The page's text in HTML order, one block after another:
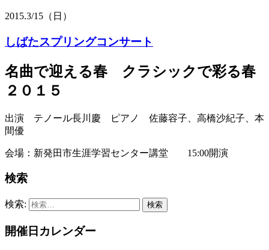
2015.3/15 （日）
しばたスプリングコンサート
名曲で迎える春 クラシックで彩る春
２０１５
出演 テノール長川慶 ピアノ 佐藤容子、高橋沙紀子、本
間優
会場：新発田市生涯学習センター講堂 15:00開演
検索
検索:
開催日カレンダー